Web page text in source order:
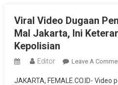
Viral Video Dugaan
Mal Jakarta, Ini
Kepolisian
Editor Leave A
JAKARTA, FEMALE.CO.ID-